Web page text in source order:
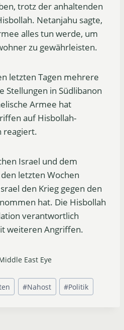
trotz der anhaltenden
Netanjahu sagte,
alles tun werde, um
zu gewährleisten.
letzten Tagen mehrere
Stellungen in Südlibanon
Armee hat
auf Hisbollah-
reagiert.
Israel und dem
letzten Wochen
den Krieg gegen den
hat. Die Hisbollah
verantwortlich
weiteren Angriffen.
East Eye
#Nahost #Politik